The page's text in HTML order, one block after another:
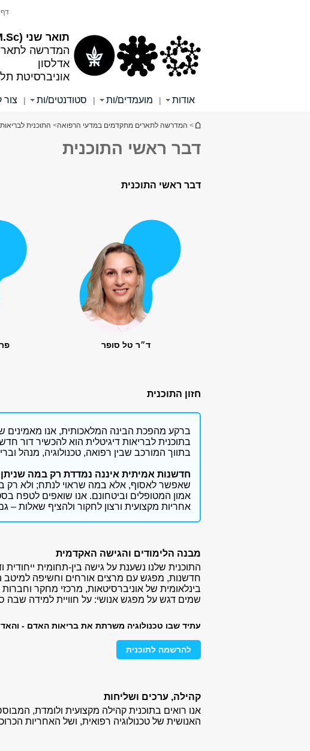
תואר שני (M.Sc) בבריאות דיגיטלית
המדרשה
אדלסון
אוניברסיטת
אודות | מועמדים/ות | סטודנטים/ות |
הינך נמצא כאן
> המדרשה לתארים מתקדמים במדעי הרפואה> התוכנית
דבר ראשי התוכנית
דבר ראשי התוכנית
ד״ר טל סופר
חזון התוכנית
ברקע מהפכת הבינה המלאכותית, אנו מאמינים
בתוכנית לבריאות דיגיטלית הוא להכשיר דור
בתווך המורכב שבין רפואה, טכנולוגיה, מנהל
חדשנות אמיתית איננה נמדדת רק במה
שאפשר לאסוף, אלא במה שראוי לנתח; ולא רק
אמון המטופלים וביטחונם. אנו שואפים לטפח
אחריות מקצועית ורצון לחקור ולהציף שאלות –
מבנה הלימודים והגישה האקדמית
התוכנית שלנו נשענת על גישה בין-תחומית
חדשנות, מפגש עם מרצים אורחים וחשיפה למיטב
בינלאומית של אוניברסיטאות, מרכזי מחקר
שמים דגש על מפגש אנושי: על חוויית למידה שבה
עתיד שבו טכנולוגיה משרתת את בריאות האדם -
להרשמה לתוכנית
קהילה, ערכים ושליחות
אנו רואים בתוכנית קהילה מקצועית ולומדת,
האנושית של טכנולוגיה רפואית, ושל האחריות